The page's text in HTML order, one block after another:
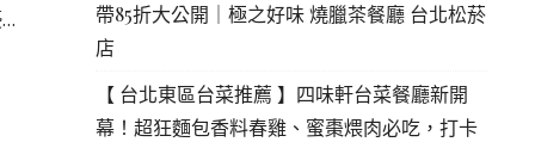
帶85折大公開｜極之好味 燒臘茶餐廳 台北松菸
店
【 台北東區台菜推薦 】四味軒台菜餐廳新開
幕！超狂麵包香料春雞、蜜棗煨肉必吃，打卡